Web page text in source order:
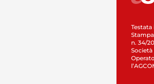
n. 34/